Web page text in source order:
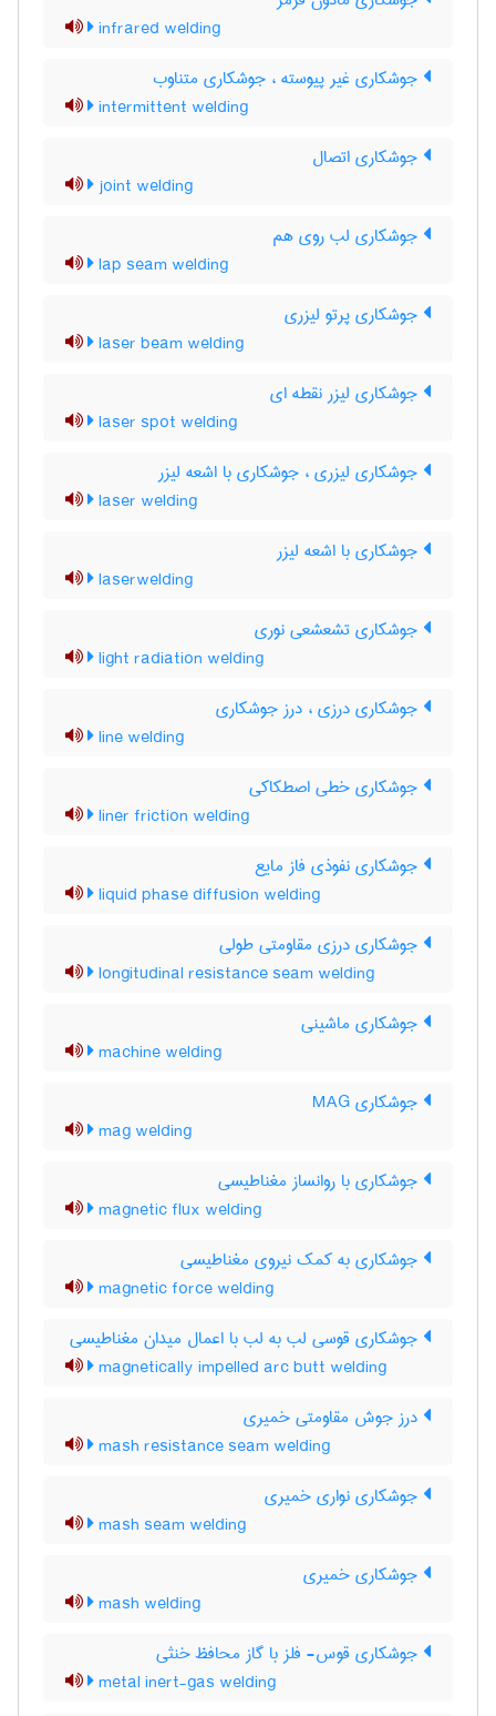
infrared welding
جوشکاری غیر پیوسته ، جوشکاری متناوب
intermittent welding
جوشکاری اتصال
joint welding
جوشکاری لب روی هم
lap seam welding
جوشکاری پرتو لیزری
laser beam welding
جوشکاری لیزر نقطه ای
laser spot welding
جوشکاری لیزری ، جوشکاری با اشعه لیزر
laser welding
جوشکاری با اشعه لیزر
laserwelding
جوشکاری تشعشعی نوری
light radiation welding
جوشکاری درزی ، درز جوشکاری
line welding
جوشکاری خطی اصطکاکی
liner friction welding
جوشکاری نفوذی فاز مایع
liquid phase diffusion welding
جوشکاری درزی مقاومتی طولی
longitudinal resistance seam welding
جوشکاری ماشینی
machine welding
جوشکاری MAG
mag welding
جوشکاری با روانساز مغناطیسی
magnetic flux welding
جوشکاری به کمک نیروی مغناطیسی
magnetic force welding
جوشکاری قوسی لب به لب با اعمال میدان مغناطیسی
magnetically impelled arc butt welding
درز جوش مقاومتی خمیری
mash resistance seam welding
جوشکاری نواری خمیری
mash seam welding
جوشکاری خمیری
mash welding
جوشکاری قوس- فلز با گاز محافظ خنثی
metal inert-gas welding